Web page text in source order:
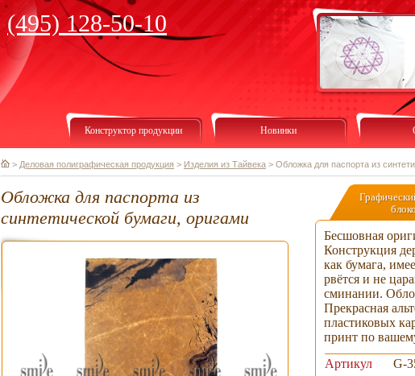
(495) 128-50-10
Конструктор продукции Новинки
> Деловая полиграфическая продукция > Изделия из Тайвека > Обложка для паспорта из
Обложка для паспорта из
синтетической бумаги, оригами
Бесшовная
Конструкция
как бумага,
рвётся и не
сминании.
Прекрасная
пластиковых
принт по
Артикул
G-